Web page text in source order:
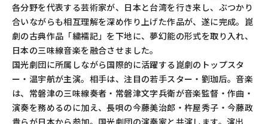
各分野を代表する芸術家が、日本と台湾を行き来し、ぶつかり
合いながらも相互理解を深め作り上げた作品が、遂に完成。崑
劇の古典作品「繍襦記」を下地に、夢幻能の形式を取り入れ、
日本の三味線音楽を融合させました。
国光劇団に所属しながら国際的に活躍する崑劇のトップスタ
ー・温宇航が主演。相手は、注目の若手スター・劉珈后。音楽
は、常磐津の三味線奏者・常磐津文字兵衛が音楽監督・作曲・
演奏を務めるのに加え、長唄の今藤美治郎・杵屋秀子・今藤政
貴らが日本から参加。国光劇団の演奏家と共演します。演出